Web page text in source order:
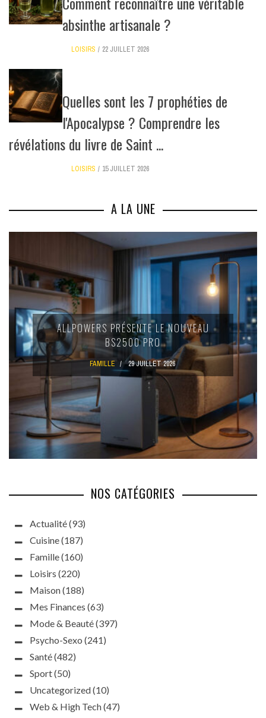
absinthe artisanale ?
LOISIRS 22 JUILLET 2026
Quelles sont les 7 prophéties de
l'Apocalypse ? Comprendre les
révélations du livre de Saint ...
LOISIRS 15 JUILLET 2026
A LA UNE
ALLPOWERS PRÉSENTE LE NOUVEAU
BS2500 PRO
FAMILLE 29 JUILLET 2026
NOS CATÉGORIES
Actualité(93)
Cuisine(187)
Famille(160)
Loisirs (220)
Maison(188)
Mes Finances (63)
Mode & Beauté(397)
Psycho-Sexo (241)
Santé(482)
Sport(50)
Uncategorized(10)
Web & High Tech(47)